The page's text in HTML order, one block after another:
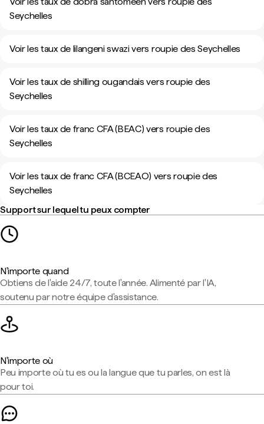
Seychelles
Voir les taux de lilangeni swazi vers roupie des Seychelles
Voir les taux de shilling ougandais vers roupie des
Seychelles
Voir les taux de franc CFA (BEAC) vers roupie des
Seychelles
Voir les taux de franc CFA (BCEAO) vers roupie des
Seychelles
Support sur lequel tu peux compter
N'importe quand
Obtiens de l'aide 24/7, toute l'année. Alimenté par l'IA,
soutenu par notre équipe d'assistance.
N'importe où
Peu importe où tu es ou la langue que tu parles, on est là
pour toi.